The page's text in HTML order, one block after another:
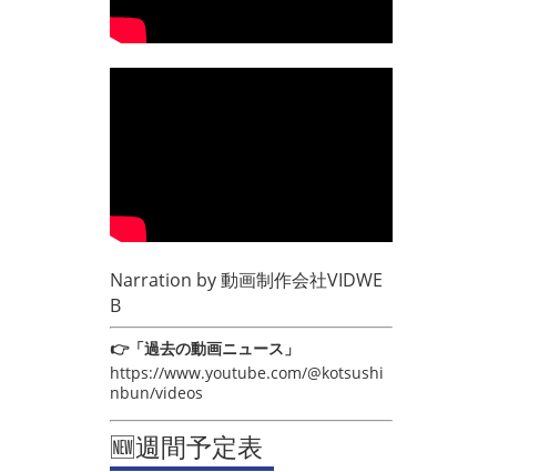
Narration by動画制作会社VIDWE
B
👉「過去の動画ニュース」
https://www.youtube.com/@kotsushi
nbun/videos
🆕週間予定表